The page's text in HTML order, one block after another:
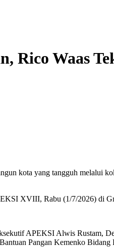
Rico Waas
kota yang tangguh melalui
XVIII, Rabu (1/7/2026) di
APEKSI Alwis Rustam,
Pangan Kemenko Bidang